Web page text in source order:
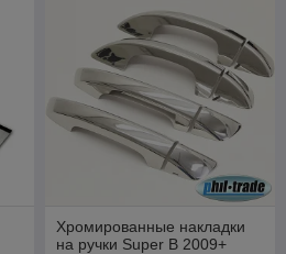
Хромированные накладки
на ручки Super B 2009+